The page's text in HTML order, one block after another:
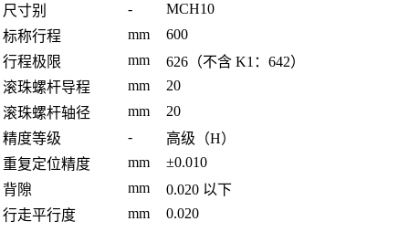
尺寸别
-
MCH10
标称行程
mm
600
行程极限
mm
626（不含 K1：642）
滚珠螺杆导程
mm
20
滚珠螺杆轴径
mm
20
精度等级
-
高级（H）
重复定位精度
mm
±0.010
背隙
mm
0.020 以下
行走平行度
mm
0.020